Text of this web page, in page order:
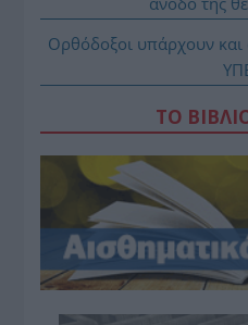
Ορθόδοξοι υπάρχουν και
ΤΟ